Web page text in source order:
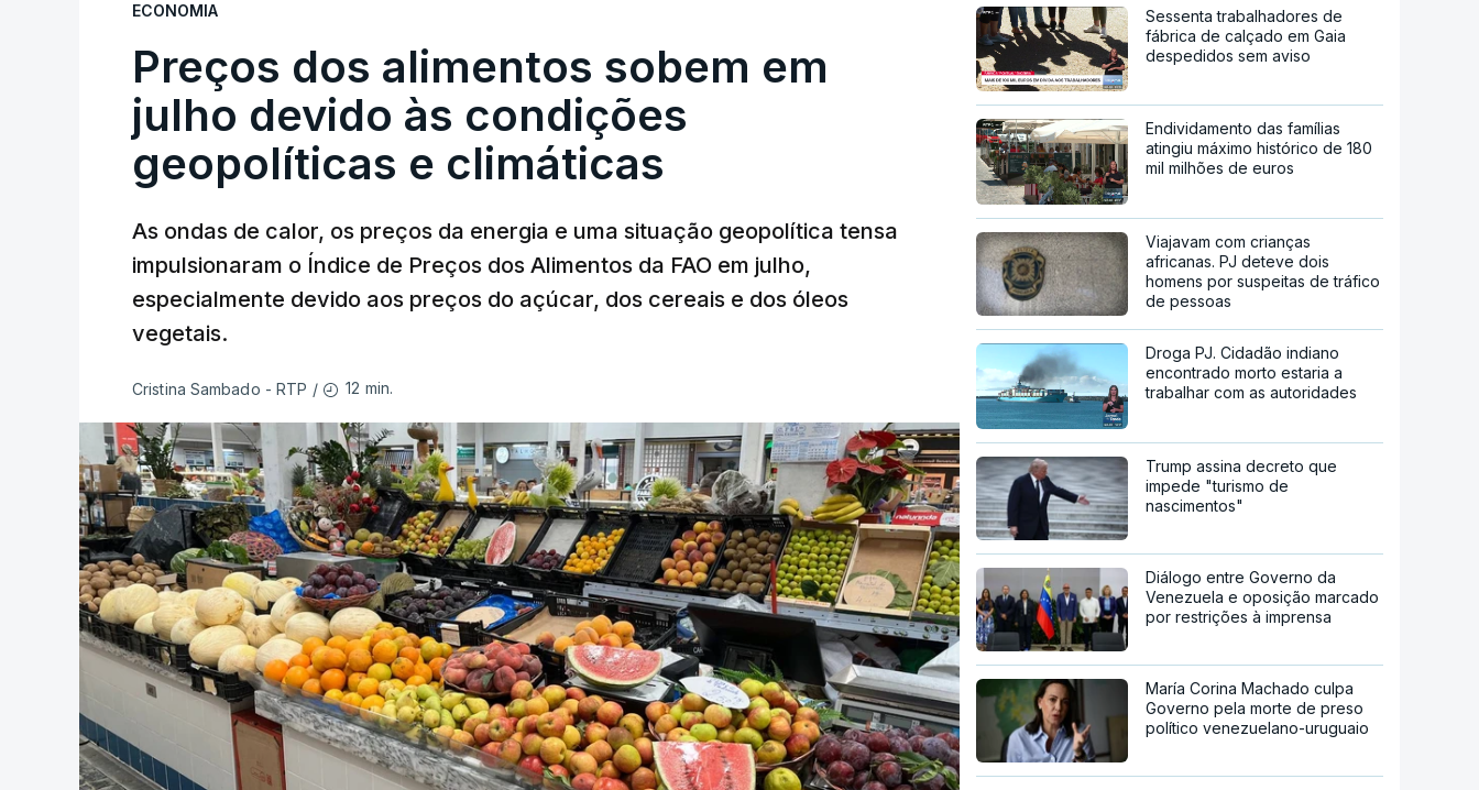
ECONOMIA
Preços dos alimentos sobem em
julho devido às condições
geopolíticas e climáticas
As ondas de calor, os preços da energia e uma situação geopolítica tensa
impulsionaram o Índice de Preços dos Alimentos da FAO em julho,
especialmente devido aos preços do açúcar, dos cereais e dos óleos
vegetais.
Cristina Sambado - RTP / 12 min.
Sessenta trabalhadores de
fábrica de calçado em Gaia
despedidos sem aviso
Endividamento das famílias
atingiu máximo histórico de 180
mil milhões de euros
Viajavam com crianças
africanas. PJ deteve dois
homens por suspeitas de tráfico
de pessoas
Droga PJ. Cidadão indiano
encontrado morto estaria a
trabalhar com as autoridades
Trump assina decreto que
impede "turismo de
nascimentos"
Diálogo entre Governo da
Venezuela e oposição marcado
por restrições à imprensa
María Corina Machado culpa
Governo pela morte de preso
político venezuelano-uruguaio